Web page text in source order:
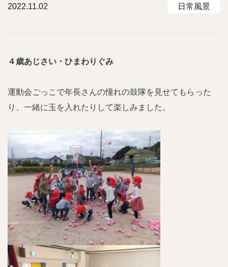
2022.11.02 日常風景
４歳あじさい・ひまわりぐみ
運動会ごっこで年長さんの憧れの鼓隊を見せてもらった
り、一緒に玉を入れたりして楽しみました。